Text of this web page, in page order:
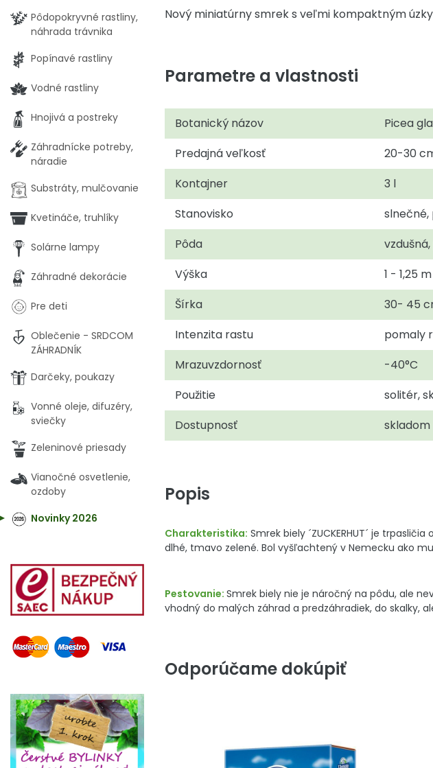
Nový miniatúrny smrek s veľmi kompaktným
Parametre a vlastnosti
Botanický názov
Picea
Predajná veľkosť
20-30
Kontajner
3 l
Stanovisko
Pôda
Výška
1 - 1,25 m
Šírka
30- 45
Intenzita rastu
pomaly
Mrazuvzdornosť
-40°C
Použitie
solitér,
Dostupnosť
skladom
Popis
Charakteristika: Smrek biely ´ZUCKERHUT´ je
dlhé, tmavo zelené. Bol vyšľachtený v Nemecku ako
Pestovanie: Smrek biely nie je náročný na pôdu, ale
vhodný do malých záhrad a predzáhradiek, do skalky,
Odporúčame dokúpiť
Pôdopokryvné rastliny,
náhrada trávnika
Popínavé rastliny
Vodné rastliny
Hnojivá a postreky
Záhradnícke potreby,
náradie
Substráty, mulčovanie
Kvetináče, truhlíky
Solárne lampy
Záhradné dekorácie
Pre deti
Oblečenie - SRDCOM
ZÁHRADNÍK
Darčeky, poukazy
Vonné oleje, difuzéry,
sviečky
Zeleninové priesady
Vianočné osvetlenie,
ozdoby
Novinky 2026